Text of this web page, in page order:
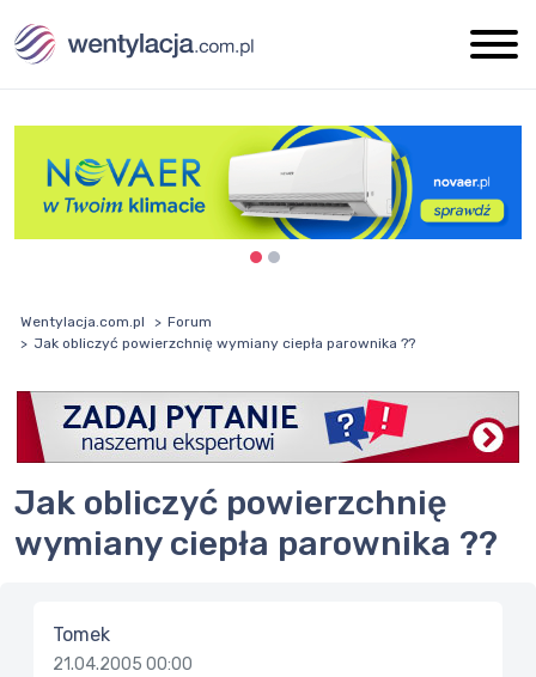
Wentylacja.com.pl
Forum
Jak obliczyć powierzchnię wymiany ciepła parownika ??
Jak obliczyć powierzchnię
wymiany ciepła parownika ??
Tomek
21.04.2005 00:00